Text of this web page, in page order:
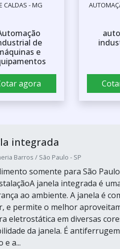
CALDAS - MG
de
e
agora
integrada
Barros / São Paulo - SP
somente para São
janela integrada é
ao ambiente. A janela é
e permite o melhor
eletrostática em diversas
da janela. É
e a...